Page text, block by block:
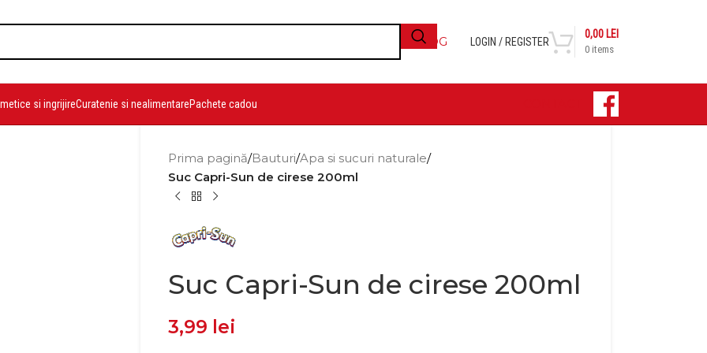
BLOG LOGIN / REGISTER
0 items
0,00 LEI
si ingrijireCuratenie si nealimentarePachete cadou
Prima pagină/Bauturi/Apa si sucuri naturale/
Suc Capri-Sun de cirese 200ml
Suc Capri-Sun de cirese 200ml
3,99 lei